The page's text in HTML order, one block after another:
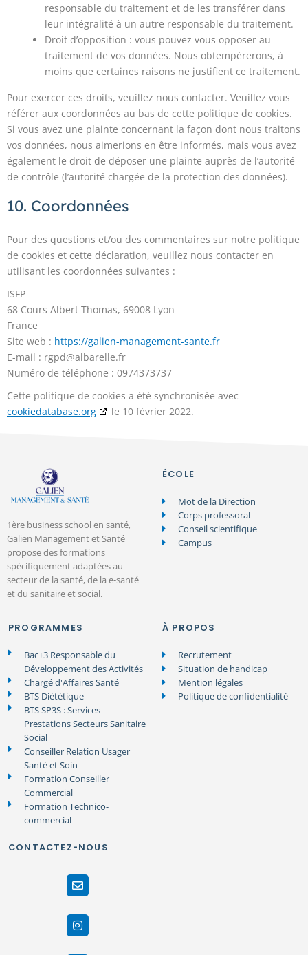
responsable du traitement et de les transférer dans
leur intégralité à un autre responsable du traitement.
Droit d’opposition : vous pouvez vous opposer au
traitement de vos données. Nous obtempérerons, à
moins que certaines raisons ne justifient ce traitement.
Pour exercer ces droits, veuillez nous contacter. Veuillez vous
référer aux coordonnées au bas de cette politique de cookies.
Si vous avez une plainte concernant la façon dont nous traitons
vos données, nous aimerions en être informés, mais vous avez
également le droit de déposer une plainte auprès de l’autorité
de contrôle (l’autorité chargée de la protection des données).
10. Coordonnées
Pour des questions et/ou des commentaires sur notre politique
de cookies et cette déclaration, veuillez nous contacter en
utilisant les coordonnées suivantes :
ISFP
68 Cours Albert Thomas, 69008 Lyon
France
Site web : https://galien-management-sante.fr
E-mail : rgpd@albarelle.fr
Numéro de téléphone : 0974373737
Cette politique de cookies a été synchronisée avec
cookiedatabase.org
le 10 février 2022.
1ère business school en santé,
Galien Management et Santé
propose des formations
spécifiquement adaptées au
secteur de la santé, de la e-santé
et du sanitaire et social.
ÉCOLE
Mot de la Direction
Corps professoral
Conseil scientifique
Campus
PROGRAMMES
Bac+3 Responsable du
Développement des Activités
Chargé d'Affaires Santé
BTS Diététique
BTS SP3S : Services
Prestations Secteurs Sanitaire
Social
Conseiller Relation Usager
Santé et Soin
Formation Conseiller
Commercial
Formation Technico-
commercial
À PROPOS
Recrutement
Situation de handicap
Mention légales
Politique de confidentialité
CONTACTEZ-NOUS